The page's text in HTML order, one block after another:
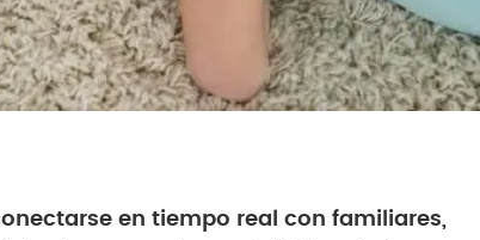
en tiempo real con familiares,